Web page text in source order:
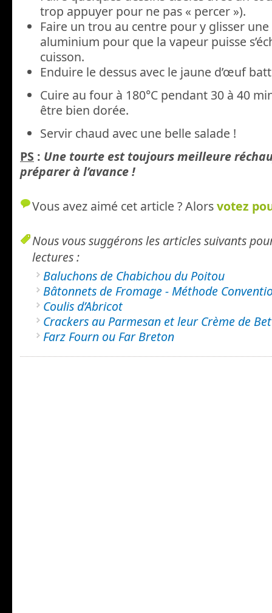
trop appuyer pour ne pas « percer »).
Faire un trou au centre pour y glisser
aluminium pour que la vapeur puisse
cuisson.
Enduire le dessus avec le jaune d’œuf
Cuire au four à 180°C pendant 30 à 40
être bien dorée.
Servir chaud avec une belle salade !
PS : Une tourte est toujours meilleure
préparer à l’avance !
Vous avez aimé cet article ? Alorsvotez
Nous vous suggérons les articles suivants
lectures :
Baluchons de Chabichou du Poitou
Bâtonnets de Fromage - Méthode
Coulis d’Abricot
Crackers au Parmesan et leur Crème de
Farz Fourn ou Far Breton